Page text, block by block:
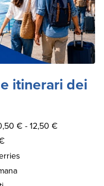
itinerari dei
€ - 12,50 €